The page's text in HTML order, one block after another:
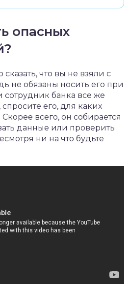
опасных
что вы не взяли с
не обязаны носить его при
сотрудник банка все же
его, для каких
всего, он собирается
данные или проверить
ни на что будьте